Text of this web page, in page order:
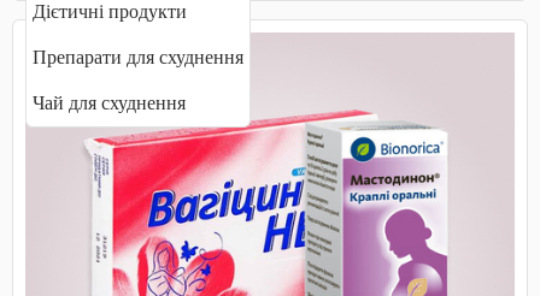
Дієтичні продукти
Препарати для схуднення
Чай для схуднення